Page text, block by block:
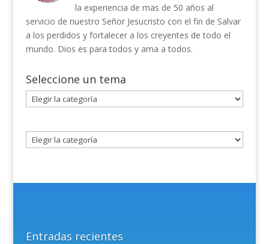
la experiencia de mas de 50 años al
servicio de nuestro Señor Jesucristo con el fin de Salvar
a los perdidos y fortalecer a los creyentes de todo el
mundo. Dios es para todos y ama a todos.
Seleccione un tema
Seleccione
un
Entradas recientes